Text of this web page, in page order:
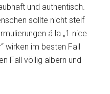
und authentisch.
sollte nicht steif
á la „1 nice
wirken im besten Fall
Fall völlig albern und